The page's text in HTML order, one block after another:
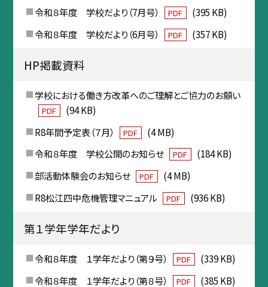
令和８年度 学校だより（7月号） PDF
(395 KB)
令和８年度 学校だより（6月号）
PDF (357 KB)
HP掲載資料
学校における働き方改革へのご理解とご協力のお願い
PDF
(94 KB)
R8年間予定表（７月）
PDF
(4 MB)
令和８年度 学校公開のお知らせ
PDF
(184 KB)
部活動体験会のお知らせ
PDF
(4 MB)
R8松江四中危機管理マニュアル
PDF (936 KB)
第１学年学年だより
令和８年度 １学年だより（第９号） PDF
(339 KB)
令和８年度 １学年だより（第８号）
PDF
(385 KB)